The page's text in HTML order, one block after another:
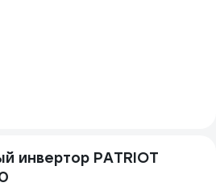
инвертор PATRIOT